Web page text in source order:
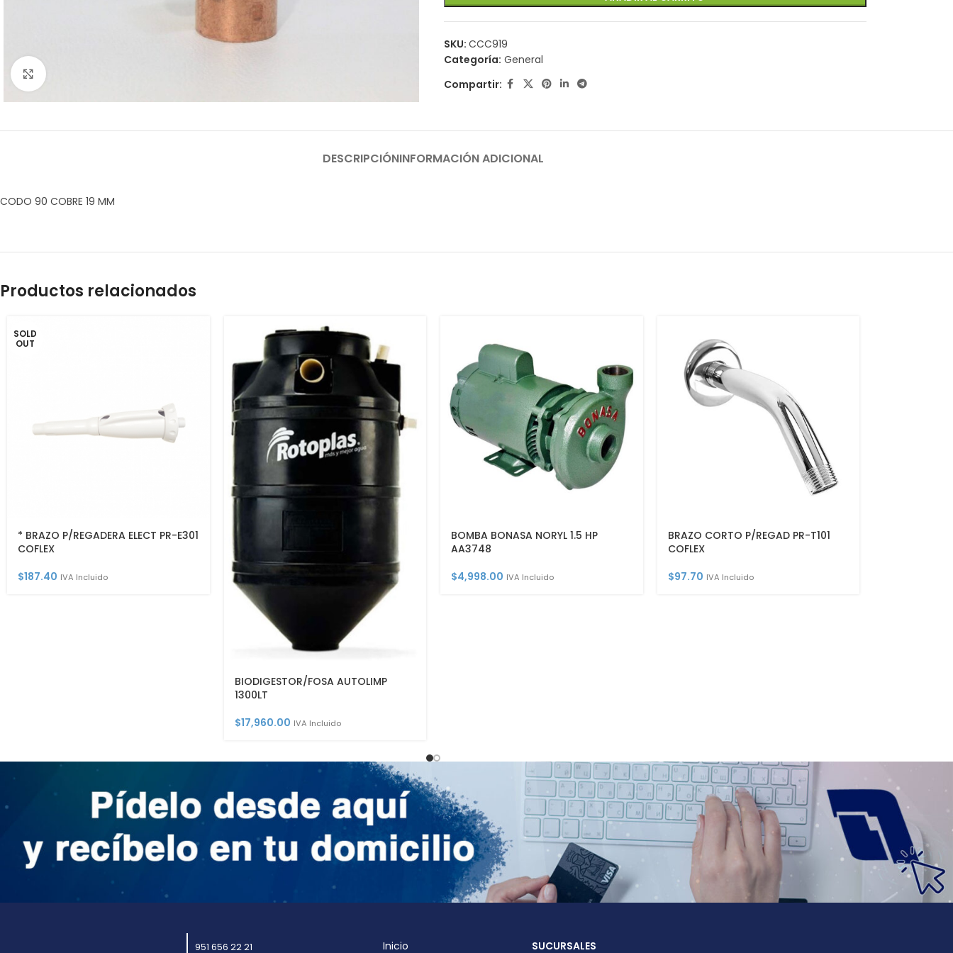
SKU: CCC919
Categoría: General
Compartir:
DESCRIPCIÓNINFORMACIÓN ADICIONAL
CODO 90 COBRE 19 MM
Productos relacionados
SOLD
OUT
* BRAZO P/REGADERA ELECT PR-E301
COFLEX
$187.40 IVA Incluido
BIODIGESTOR/FOSA AUTOLIMP
1300LT
$17,960.00 IVA Incluido
BOMBA BONASA NORYL 1.5 HP
AA3748
$4,998.00 IVA Incluido
BRAZO CORTO P/REGAD PR-T101
COFLEX
$97.70 IVA Incluido
951 656 22 21 Inicio SUCURSALES